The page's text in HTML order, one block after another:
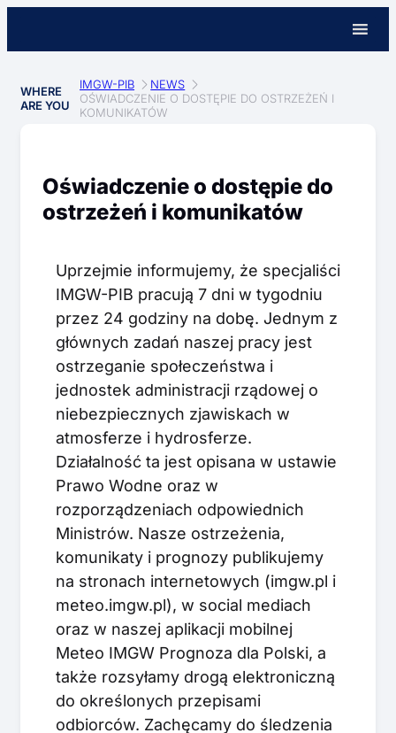
WHERE
ARE YOU
IMGW-PIB
NEWS
OŚWIADCZENIE O DOSTĘPIE DO OSTRZEŻEŃ I
KOMUNIKATÓW
Oświadczenie o dostępie do
ostrzeżeń i komunikatów
Uprzejmie informujemy, że specjaliści
IMGW-PIB pracują 7 dni w tygodniu
przez 24 godziny na dobę. Jednym z
głównych zadań naszej pracy jest
ostrzeganie społeczeństwa i
jednostek administracji rządowej o
niebezpiecznych zjawiskach w
atmosferze i hydrosferze.
Działalność ta jest opisana w ustawie
Prawo Wodne oraz w
rozporządzeniach odpowiednich
Ministrów. Nasze ostrzeżenia,
komunikaty i prognozy publikujemy
na stronach internetowych (imgw.pl i
meteo.imgw.pl), w social mediach
oraz w naszej aplikacji mobilnej
Meteo IMGW Prognoza dla Polski, a
także rozsyłamy drogą elektroniczną
do określonych przepisami
odbiorców. Zachęcamy do śledzenia